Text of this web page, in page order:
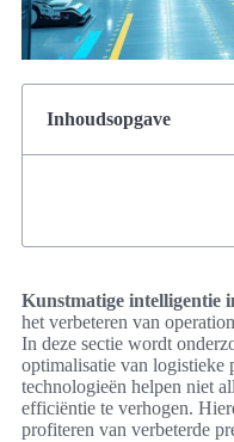
Inhoudsopgave
Kunstmatige intelligentie
het verbeteren van
In deze sectie wordt
optimalisatie van logistieke
technologieën helpen niet
efficiëntie te verhogen.
profiteren van verbeterde